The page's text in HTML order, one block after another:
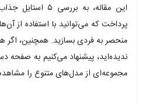
این مقاله، به
پرداخت که می‌توانید با استفاده از
منحصر به فردی بسازید. همچنین، اگر
ندیده‌اید، پیشنهاد می‌کنیم به صفحه
مجموعه‌ای از مدل‌های متنوع را